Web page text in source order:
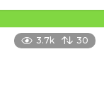
3.7k 30